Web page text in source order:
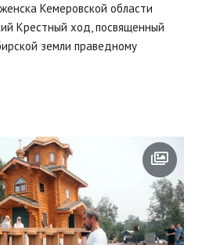
Кемеровской области
Крестный ход, посвященный
земли праведному